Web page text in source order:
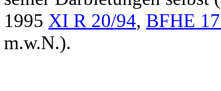
1995 XI R 20/94, BFHE
m.w.N.).